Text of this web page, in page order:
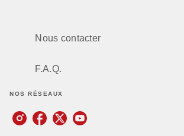
Nous contacter
F.A.Q.
NOS RÉSEAUX